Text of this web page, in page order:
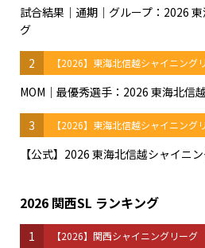
試合結果｜通期｜グループ：2026
グ
2 【2026】東海北信越シャイニング
MOM｜最優秀選手：2026 東海北信
3 【2026】東海北信越シャイニング
【公式】2026 東海北信越シャイニ
2026 関西SL ランキング
1 【2026】関西シャイニングリーグ